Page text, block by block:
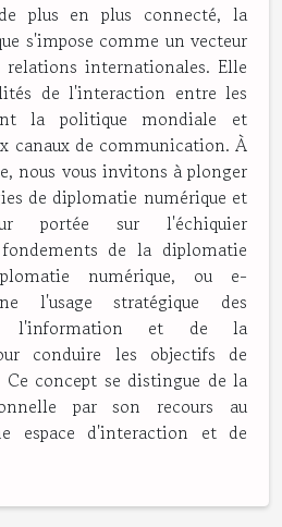
plus en plus connecté, la
s'impose comme un vecteur
relations internationales. Elle
de l'interaction entre les
la politique mondiale et
canaux de communication. À
nous vous invitons à plonger
de diplomatie numérique et
portée sur l'échiquier
de la diplomatie
numérique, ou e-
l'usage stratégique des
l'information et de la
conduire les objectifs de
concept se distingue de la
par son recours au
espace d'interaction et de